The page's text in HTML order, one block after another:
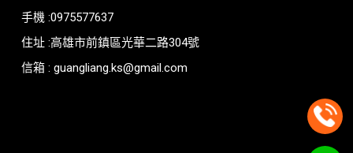
手機 :0975577637
住址 :高雄市前鎮區光華二路304號
信箱 : guangliang.ks@gmail.com